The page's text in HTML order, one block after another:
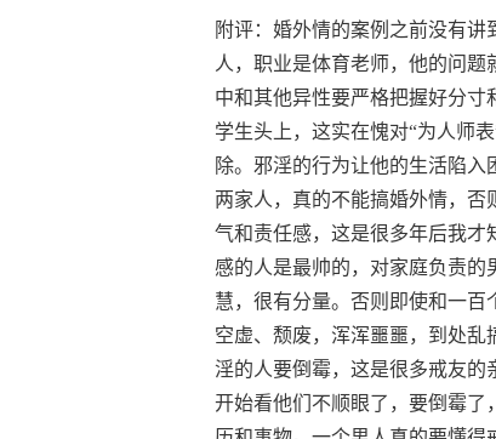
附评：婚外情的案例之前没有
人，职业是体育老师，他的问
中和其他异性要严格把握好分
学生头上，这实在愧对“为人师
除。邪淫的行为让他的生活陷
两家人，真的不能搞婚外情，
气和责任感，这是很多年后我才
感的人是最帅的，对家庭负责的
慧，很有分量。否则即使和一
空虚、颓废，浑浑噩噩，到处
淫的人要倒霉，这是很多戒友的
开始看他们不顺眼了，要倒霉了